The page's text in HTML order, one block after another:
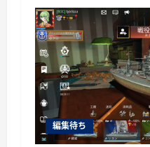
編集待ち